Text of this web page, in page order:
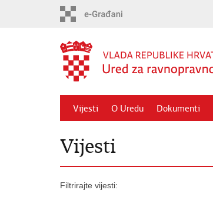
Vijesti O Uredu Dokumenti
Vijesti
Filtrirajte vijesti: